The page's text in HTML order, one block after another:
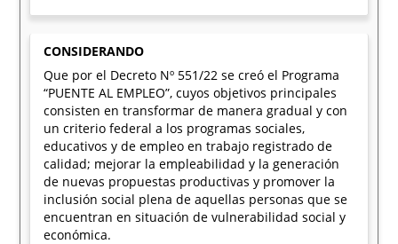
CONSIDERANDO
Que por el Decreto Nº 551/22 se creó el Programa
“PUENTE AL EMPLEO”, cuyos objetivos principales
consisten en transformar de manera gradual y con
un criterio federal a los programas sociales,
educativos y de empleo en trabajo registrado de
calidad; mejorar la empleabilidad y la generación
de nuevas propuestas productivas y promover la
inclusión social plena de aquellas personas que se
encuentran en situación de vulnerabilidad social y
económica.